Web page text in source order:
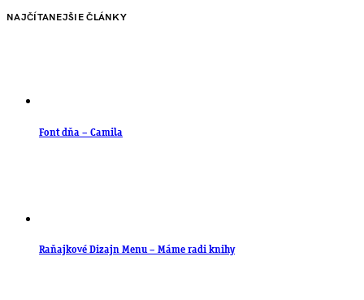
NAJČÍTANEJŠIE ČLÁNKY
Font dňa – Camila
Raňajkové Dizajn Menu – Máme radi knihy